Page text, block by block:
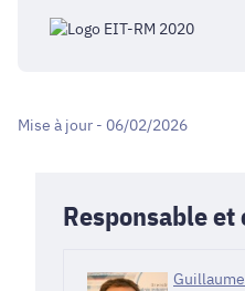
Mise à jour - 06/02/2026
Responsable et